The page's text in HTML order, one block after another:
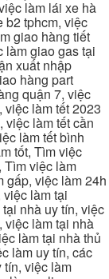
làm lái xe hà
b2 tphcm, việc
giao hàng tiết
làm giao gas tại
xuất nhập
hàng part
quận 7, việc
việc làm tết 2023
việc làm tết cần
làm tết bình
tốt, Tìm việc
Tìm việc làm
gấp, việc làm 24h
làm tại
nhà uy tín, việc
việc làm tại nhà
làm tại nhà thủ
làm uy tín, các
tín, việc làm